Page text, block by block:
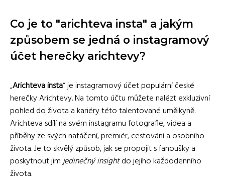
Co je to "arichteva insta" a jakým
způsobem se jedná o instagramový
účet herečky arichtevy?
„Arichteva insta“ je instagramový účet populární české
herečky Arichtevy. Na tomto účtu můžete nalézt exkluzivní
pohled do života a kariéry této talentované umělkyně.
Arichteva sdílí na svém instagramu fotografie, videa a
příběhy ze svých natáčení, premiér, cestování a osobního
života. Je to skvělý způsob, jak se propojit s fanoušky a
poskytnout jimjedinečný insightdo jejího každodenního
života.